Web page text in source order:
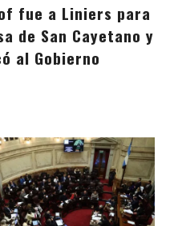
fue a Liniers para
de San Cayetano y
al Gobierno